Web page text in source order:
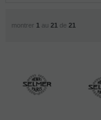
montrer 1 au 21 de 21